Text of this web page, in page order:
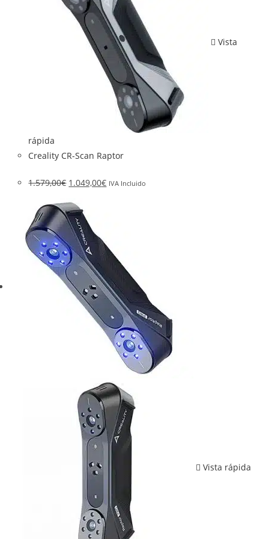
Vista
rápida
Creality CR-Scan Raptor
1.579,00€ 1.049,00€ IVA Incluido
Vista rápida